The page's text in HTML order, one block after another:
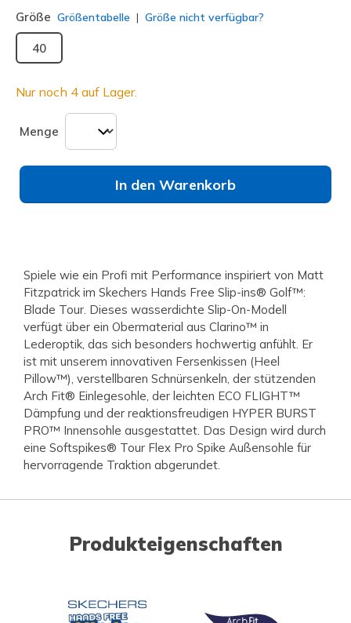
Größe Größentabelle Größe nicht verfügbar?
40
Nur noch 4 auf Lager.
Menge
In den Warenkorb
Spiele wie ein Profi mit Performance inspiriert von Matt
Fitzpatrick im Skechers Hands Free Slip-ins® Golf™:
Blade Tour. Dieses wasserdichte Slip-On-Modell
verfügt über ein Obermaterial aus Clarino™ in
Lederoptik, das sich besonders hochwertig anfühlt. Er
ist mit unserem innovativen Fersenkissen (Heel
Pillow™), verstellbaren Schnürsenkeln, der stützenden
Arch Fit® Einlegesohle, der leichten ECO FLIGHT™
Dämpfung und der reaktionsfreudigen HYPER BURST
PRO™ Innensohle ausgestattet. Das Design wird durch
eine Softspikes® Tour Flex Pro Spike Außensohle für
hervorragende Traktion abgerundet.
Produkteigenschaften